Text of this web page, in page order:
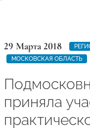
29 Марта 2018
МОСКОВСКАЯ ОБЛАСТЬ
приняла